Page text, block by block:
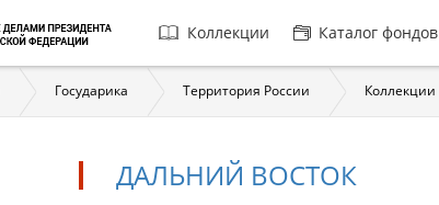
Главная
навигация
Коллекции Каталог фондов
Государика Территория России Коллекции
ДАЛЬНИЙ ВОСТОК